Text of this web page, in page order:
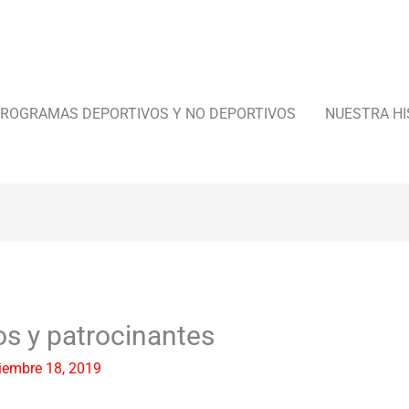
DEPORTIVOS Y NO DEPORTIVOS NUESTRA
y patrocinantes
18, 2019